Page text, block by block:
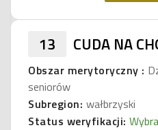
13 CUDA NA
Obszar merytoryczny :
seniorów
Subregion: wałbrzyski
Status weryfikacji: